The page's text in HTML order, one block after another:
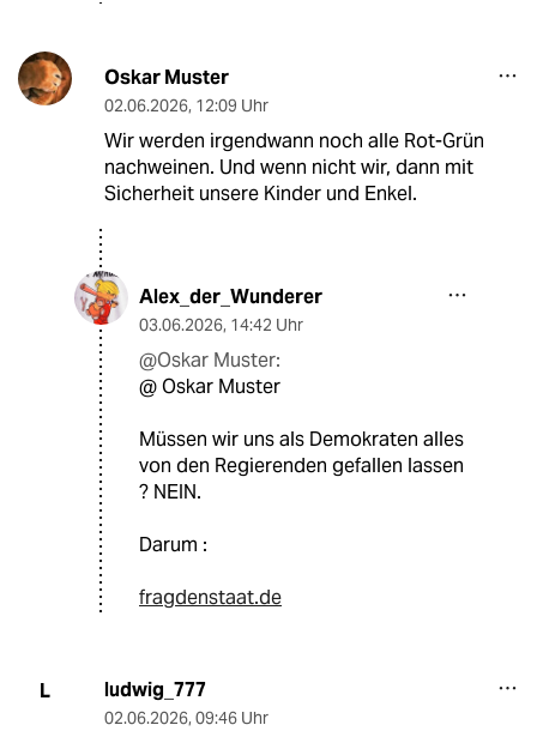
Oskar Muster
02.06.2026, 12:09 Uhr
Wir werden irgendwann noch alle Rot-Grün
nachweinen. Und wenn nicht wir, dann mit
Sicherheit unsere Kinder und Enkel.
Alex_der_Wunderer
03.06.2026, 14:42 Uhr
@Oskar Muster:
@ Oskar Muster
Müssen wir uns als Demokraten alles
von den Regierenden gefallen lassen
? NEIN.
Darum :
fragdenstaat.de
L ludwig_777
02.06.2026, 09:46 Uhr